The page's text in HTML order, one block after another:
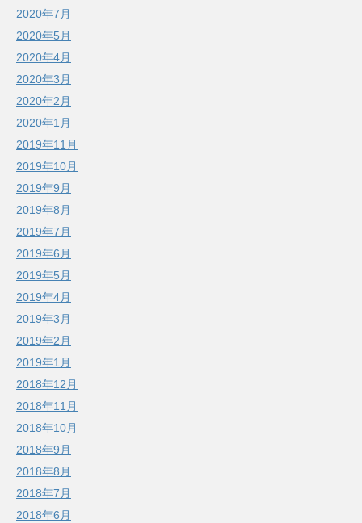
2020年7月
2020年5月
2020年4月
2020年3月
2020年2月
2020年1月
2019年11月
2019年10月
2019年9月
2019年8月
2019年7月
2019年6月
2019年5月
2019年4月
2019年3月
2019年2月
2019年1月
2018年12月
2018年11月
2018年10月
2018年9月
2018年8月
2018年7月
2018年6月